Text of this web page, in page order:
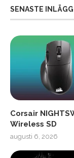
SENASTE INLÄGG
Corsair
Wireless SD
augusti 6, 2026